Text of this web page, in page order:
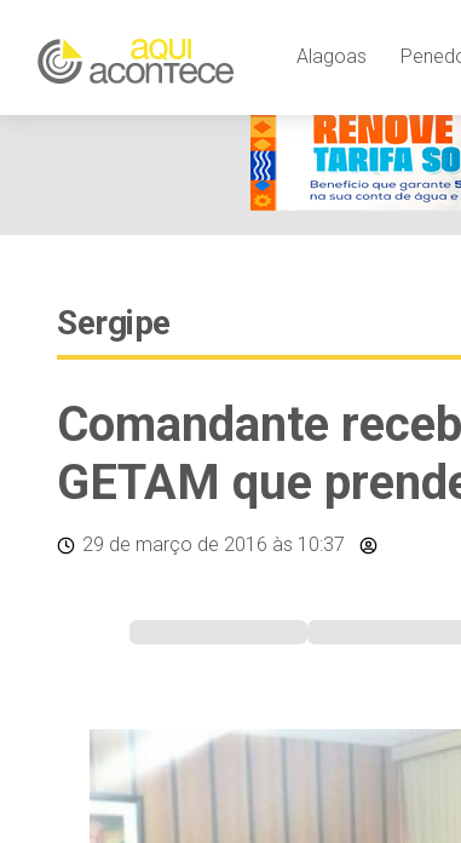
Alagoas
Sergipe
Comandante
GETAM que
29 de março de 2016 às 10:37